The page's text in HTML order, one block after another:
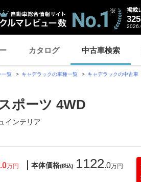
掲載
カタログ 中古車検索
一覧 キャデラックの車種一覧 キャデラックの中古車
ポーツ 4WD
インテリア
.0万円
本体価格(税込) 1122.0万円